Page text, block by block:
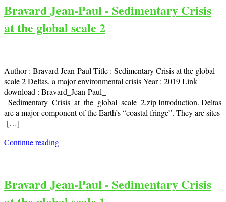
Bravard Jean-Paul - Sedimentary Crisis
at the global scale 2
Author : Bravard Jean-Paul Title : Sedimentary Crisis at the global
scale 2 Deltas, a major environmental crisis Year : 2019 Link
download : Bravard_Jean-Paul_-
_Sedimentary_Crisis_at_the_global_scale_2.zip Introduction. Deltas
are a major component of the Earth’s “coastal fringe”. They are sites
[…]
Continue reading
Bravard Jean-Paul - Sedimentary Crisis